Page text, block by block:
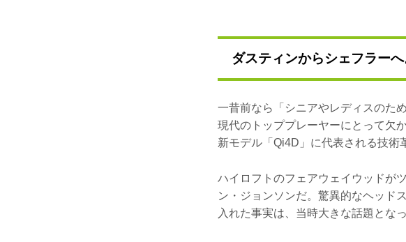
ダスティンからシェフラー
一昔前なら「シニアやレディスのた
現代のトッププレーヤーにとって欠
新モデル「Qi4D」に代表される技術
ハイロフトのフェアウェイウッドが
ン・ジョンソンだ。驚異的なヘッド
入れた事実は、当時大きな話題となっ